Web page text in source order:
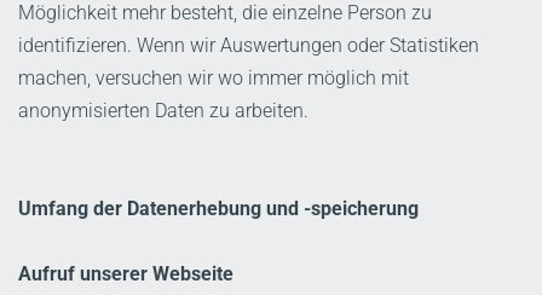
Möglichkeit mehr besteht, die einzelne Person zu
identifizieren. Wenn wir Auswertungen oder Statistiken
machen, versuchen wir wo immer möglich mit
anonymisierten Daten zu arbeiten.
Umfang der Datenerhebung und -speicherung
Aufruf unserer Webseite